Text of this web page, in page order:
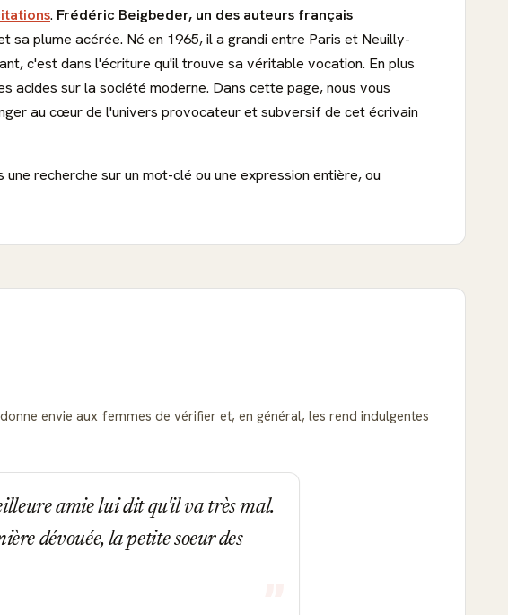
. Frédéric Beigbeder, un des auteurs français
plume acérée. Né en 1965, il a grandi entre Paris et Neuilly-
c'est dans l'écriture qu'il trouve sa véritable vocation. En plus
acides sur la société moderne. Dans cette page, nous vous
au cœur de l'univers provocateur et subversif de cet écrivain
une recherche sur un mot-clé ou une expression entière, ou
envie aux femmes de vérifier et, en général, les rend indulgentes
amie lui dit qu'il va très mal.
dévouée, la petite soeur des